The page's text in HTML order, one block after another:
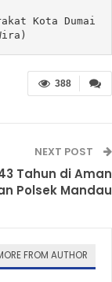
388
NEXT POST
Tahun di Aman
Polsek Mandau
FROM AUTHOR